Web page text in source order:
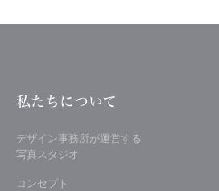
私たちについて
デザイン事務所が運営する
写真スタジオ
コンセプト